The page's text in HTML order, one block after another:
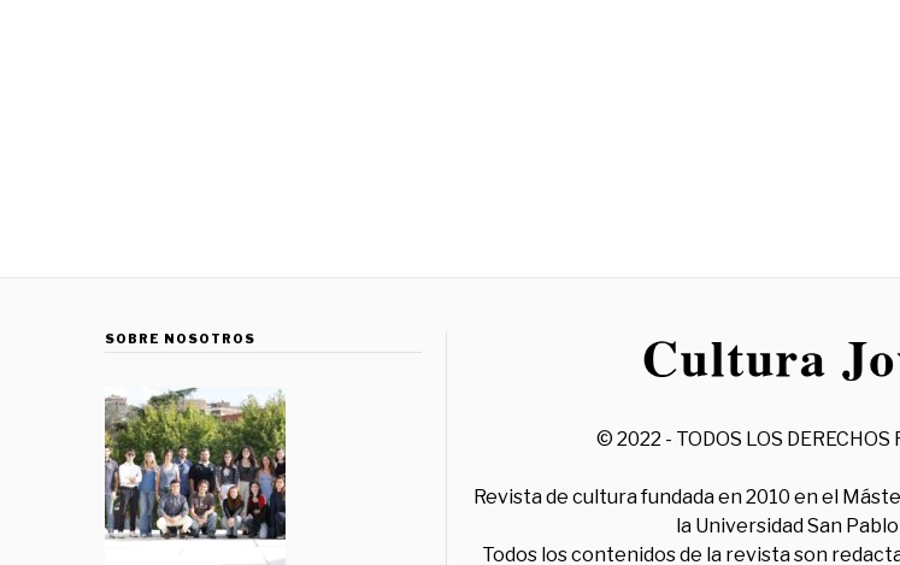
SOBRE NOSOTROS
© 2022 - TODOS LOS DERECHOS
Revista de cultura fundada en 2010 en el
la Universidad San Pablo
Todos los contenidos de la revista son